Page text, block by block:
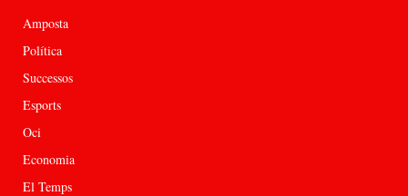
Amposta
Política
Successos
Esports
Oci
Economia
El Temps